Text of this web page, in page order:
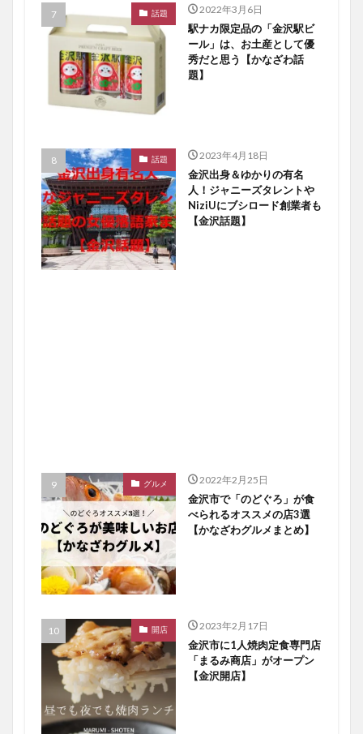
話題 2022年3月6日
駅ナカ限定品の「金沢駅ビ
ール」は、お土産として優
秀だと思う【かなざわ話
題】
話題 2023年4月18日
金沢出身＆ゆかりの有名
人！ジャニーズタレントや
NiziUにブシロード創業者も
【金沢話題】
グルメ 2022年2月25日
金沢市で「のどぐろ」が食
べられるオススメの店3選
【かなざわグルメまとめ】
開店 2023年2月17日
金沢市に1人焼肉定食専門店
「まるみ商店」がオープン
【金沢開店】